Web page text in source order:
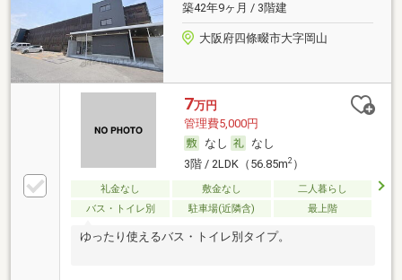
築42年9ヶ月 / 3階建
大阪府四條畷市大字岡山
7万円
管理費5,000円
なし
なし
3階 / 2LDK（56.85m2）
礼金なし 敷金なし
二人暮らし
バス・トイレ別
駐車場(近隣含) 最上階
ゆったり使えるバス・トイレ別タイプ。